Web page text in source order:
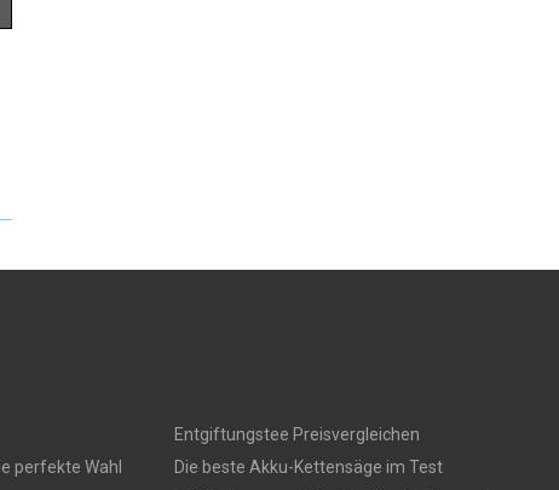
perfekte Wahl
Entgiftungstee Preisvergleichen
Die beste Akku-Kettensäge im Test